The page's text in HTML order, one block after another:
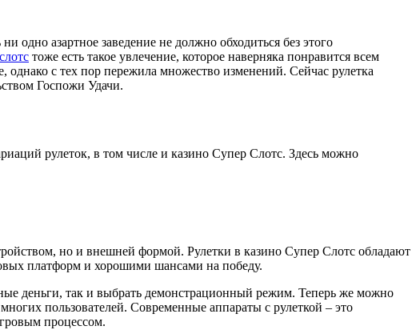
одно азартное заведение не должно обходиться без этого
тоже есть такое увлечение, которое наверняка понравится всем
с тех пор пережила множество изменений. Сейчас рулетка
Госпожи Удачи.
рулеток, в том числе и казино Супер Слотс. Здесь можно
но и внешней формой. Рулетки в казино Супер Слотс обладают
платформ и хорошими шансами на победу.
деньги, так и выбрать демонстрационный режим. Теперь же можно
пользователей. Современные аппараты с рулеткой – это
процессом.